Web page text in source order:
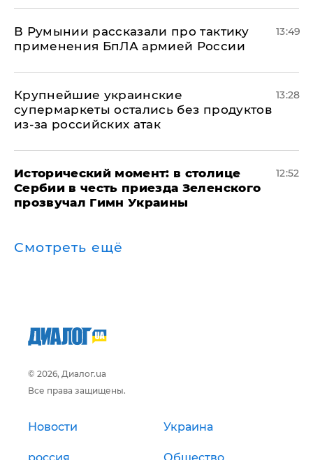
В Румынии рассказали про тактику
применения БпЛА армией России
13:49
Крупнейшие украинские
супермаркеты остались без продуктов
из-за российских атак
13:28
Исторический момент: в столице
Сербии в честь приезда Зеленского
прозвучал Гимн Украины
12:52
Смотреть ещё
© 2026, Диалог.ua
Все права защищены.
Новости Украина
россия Общество